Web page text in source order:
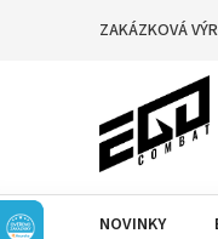
ZAKÁZKOVÁ
NOVINKY